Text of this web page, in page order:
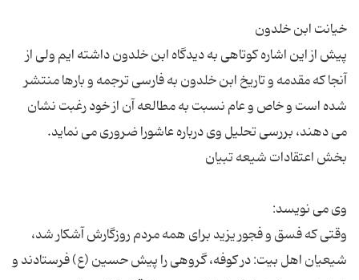
پیش از این اشاره كوتاهی به دیدگاه ابن خلدون داشته ایم ولی از
آنجا كه مقدمه و تاریخ ابن خلدون به فارسی ترجمه و بارها منتشر
شده است و خاص و عام نسبت به مطالعه آن از خود رغبت نشان
وقتی كه فسق و فجور یزید برای همه مردم روزگارش آشكار شد،
شیعیان اهل بیت: در كوفه،‌ گروهی را پیش حسین (ع) فرستادند و